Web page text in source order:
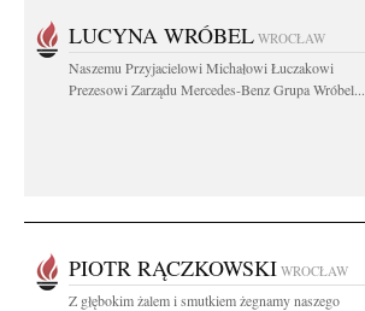
LUCYNA WRÓBEL WROCŁAW
Naszemu Przyjacielowi Michałowi Łuczakowi
Prezesowi Zarządu Mercedes-Benz Grupa Wróbel...
PIOTR RĄCZKOWSKI WROCŁAW
Z głębokim żalem i smutkiem żegnamy naszego